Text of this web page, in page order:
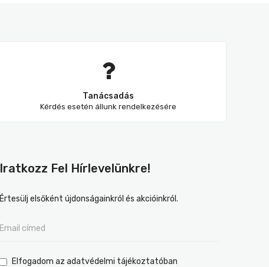
Tanácsadás
Kérdés esetén állunk rendelkezésére
Iratkozz Fel Hírlevelünkre!
Értesülj elsőként újdonságainkról és akcióinkról.
Elfogadom az adatvédelmi tájékoztatóban